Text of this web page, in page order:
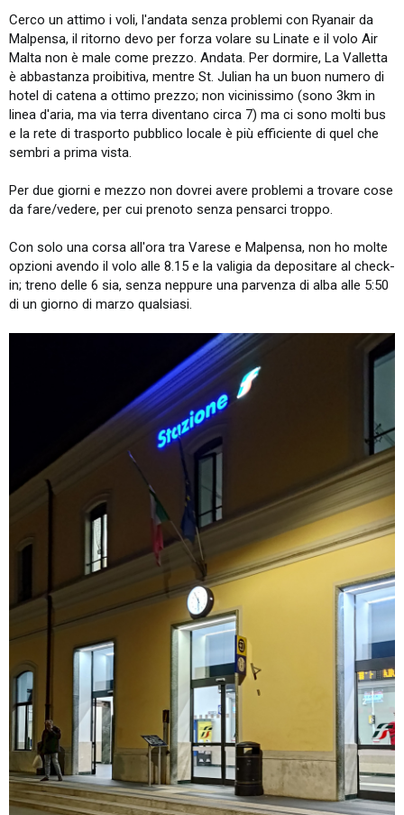
Cerco un attimo i voli, l'andata senza problemi con Ryanair da
Malpensa, il ritorno devo per forza volare su Linate e il volo Air
Malta non è male come prezzo. Andata. Per dormire, La Valletta
è abbastanza proibitiva, mentre St. Julian ha un buon numero di
hotel di catena a ottimo prezzo; non vicinissimo (sono 3km in
linea d'aria, ma via terra diventano circa 7) ma ci sono molti bus
e la rete di trasporto pubblico locale è più efficiente di quel che
sembri a prima vista.
Per due giorni e mezzo non dovrei avere problemi a trovare cose
da fare/vedere, per cui prenoto senza pensarci troppo.
Con solo una corsa all'ora tra Varese e Malpensa, non ho molte
opzioni avendo il volo alle 8.15 e la valigia da depositare al check-
in; treno delle 6 sia, senza neppure una parvenza di alba alle 5:50
di un giorno di marzo qualsiasi.